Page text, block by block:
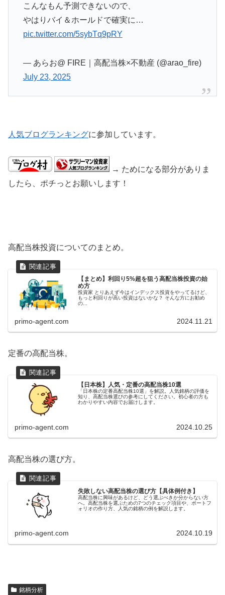
こんなもん予測できないので、
やはりバイ＆ホールドで確実に…
pic.twitter.com/5sybTq9pRY
— あらお@ FIRE｜高配当株×不動産 (@arao_fire)
July 23, 2025
人気ブログランキングに参加しています。
→ ためになる部分がありま
したら、ポチっとお願いします！
高配当株投資についてのまとめ。
【まとめ】利回り5%超を狙う高配当株投資の始
め方
投資家 とりあえず今はインデックス投資をやってるけど、
もっと利回りが高い投資はないかな？ そんな方にお勧め
の...
primo-agent.com 2024.11.21
定番の高配当株。
【日本株】人気・定番の高配当株10選
「日本株の定番高配当株10選」を解説。人気銘柄の評価を
知り、高配当株選びの参考にしてください。初心者の方も
わかりやすい内容でお届けします。
primo-agent.com 2024.10.25
高配当株の選び方。
失敗しない高配当株の選び方【具体例付き】
高配当株に興味があるけど、どう選ぶべきか分からない方
へ。高配当株を選ぶための7つのチェック項目や、ポートフ
ォリオの作り方、人気の銘柄の例を解説します。
primo-agent.com 2024.10.19
銘柄分析